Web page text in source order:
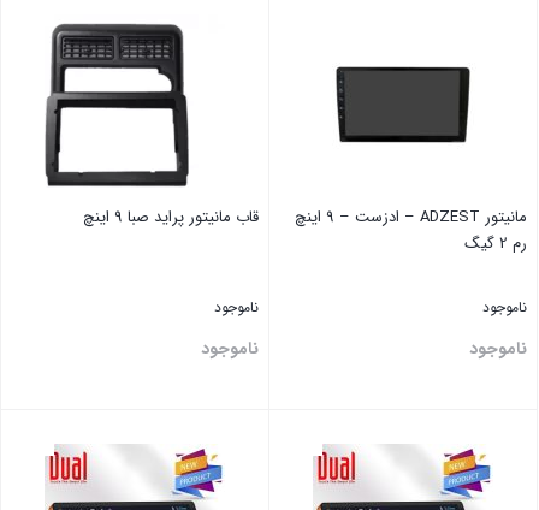
مانیتور ADZEST – ادزست – 9 اینچ
رم 2 گیگ
ناموجود
ناموجود
قاب مانیتور ‏پراید ‏صبا 9 اینچ
ناموجود
ناموجود